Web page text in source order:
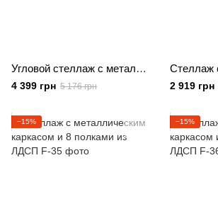
Угловой стеллаж с металлическим каркасом и полками из ЛДСП
4 399 грн 5 176 грн 2 919 грн
−15% −15%